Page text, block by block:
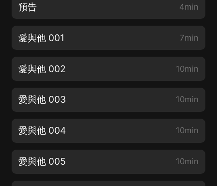
預告 4min
愛與他 001 7min
愛與他 002 10min
愛與他 003 10min
愛與他 004 10min
愛與他 005 10min